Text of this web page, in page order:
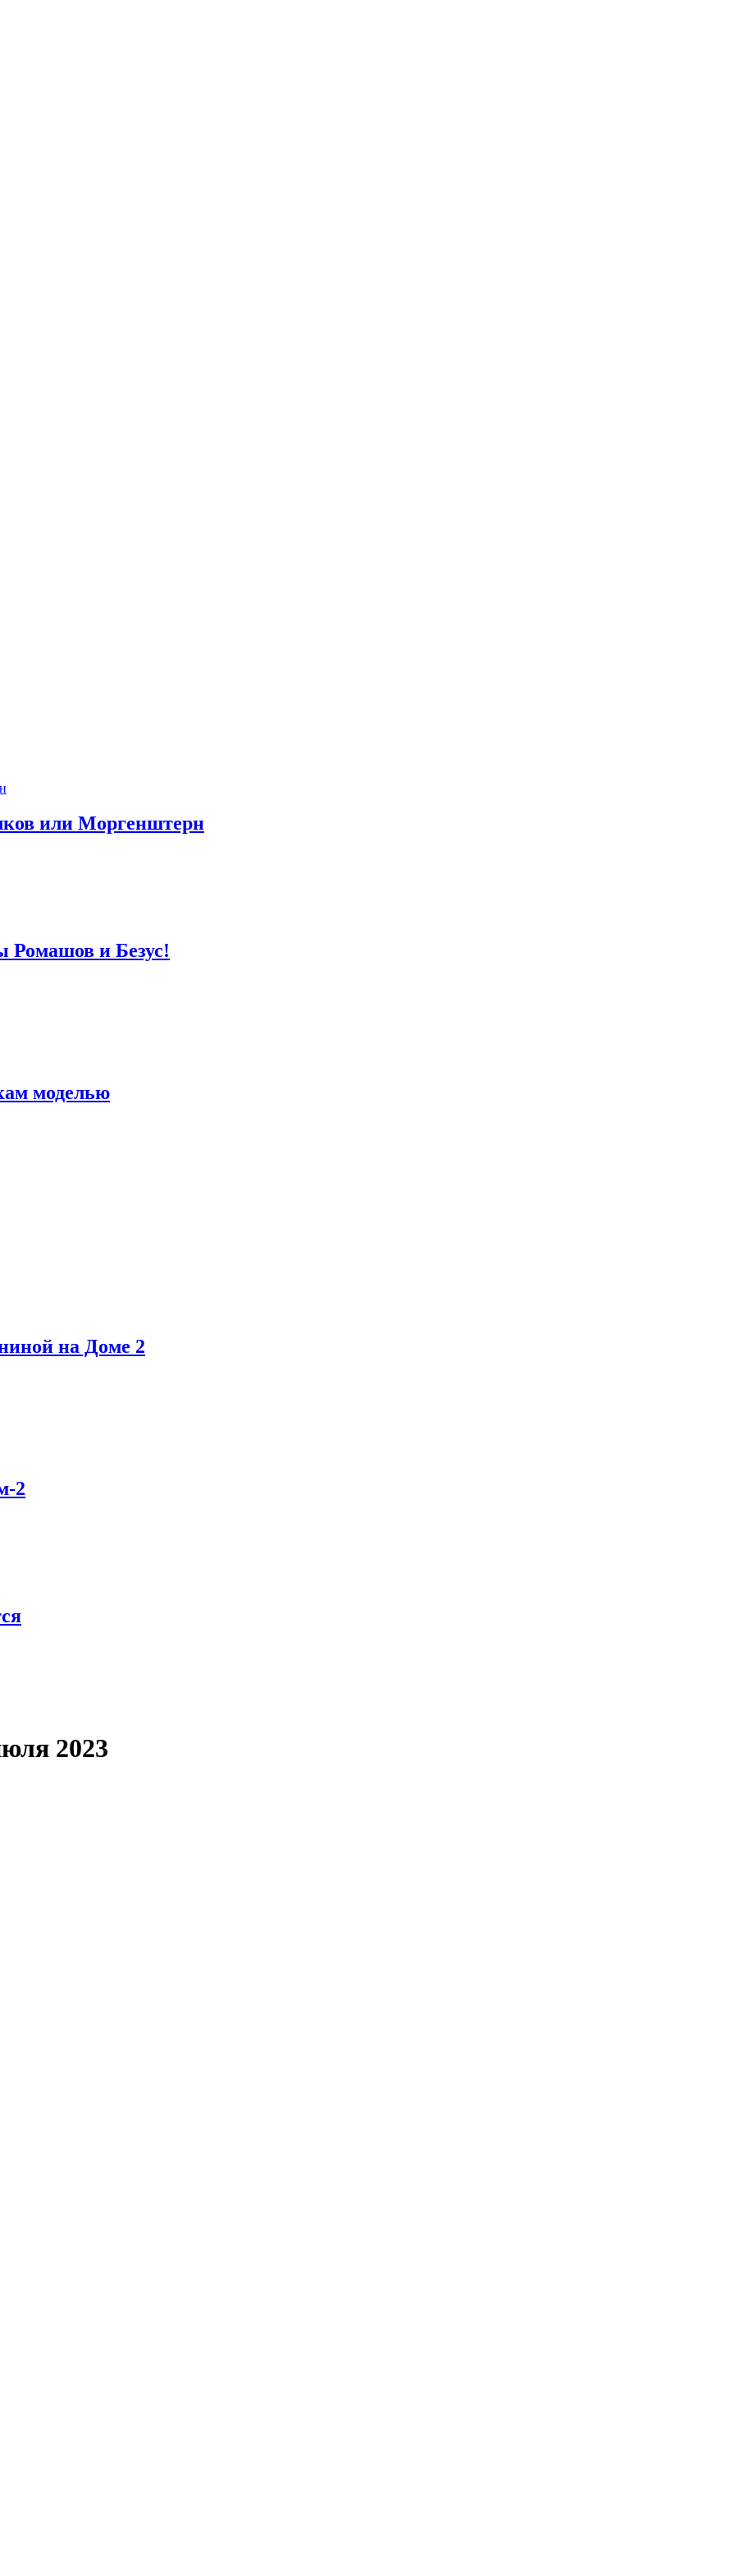
или Моргенштерн
Ромашов и Безус!
моделью
на Доме 2
2
2023